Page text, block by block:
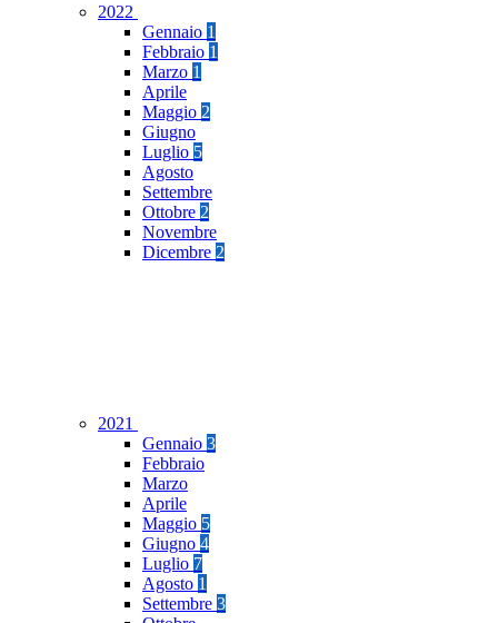
2022
Gennaio 1
Febbraio 1
Marzo 1
Aprile
Maggio 2
Giugno
Luglio 5
Agosto
Settembre
Ottobre 2
Novembre
Dicembre 2
2021
Gennaio 3
Febbraio
Marzo
Aprile
Maggio 5
Giugno 4
Luglio 7
Agosto 1
Settembre 3